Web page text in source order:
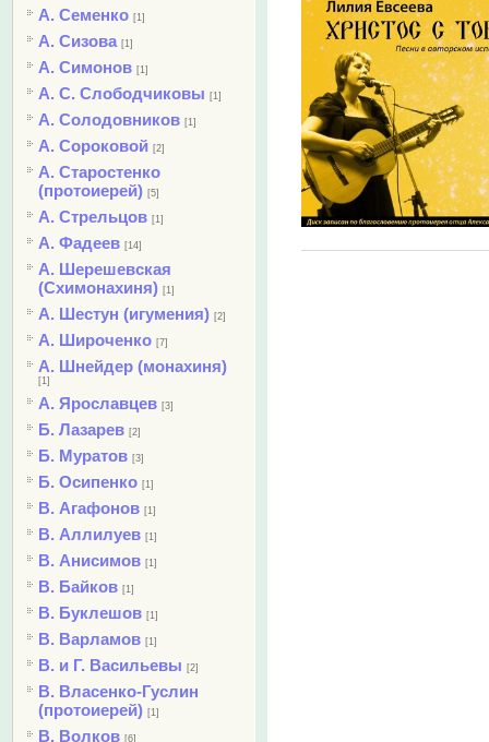
А. Семенко [1]
А. Сизова [1]
А. Симонов [1]
А. С. Слободчиковы [1]
А. Солодовников [1]
А. Сороковой [2]
А. Старостенко
(протоиерей) [5]
А. Стрельцов [1]
А. Фадеев [14]
А. Шерешевская
(Схимонахиня) [1]
А. Шестун (игумения) [2]
А. Широченко [7]
А. Шнейдер (монахиня)
[1]
А. Ярославцев [3]
Б. Лазарев [2]
Б. Муратов [3]
Б. Осипенко [1]
В. Агафонов [1]
В. Аллилуев [1]
В. Анисимов [1]
В. Байков [1]
В. Буклешов [1]
В. Варламов [1]
В. и Г. Васильевы [2]
В. Власенко-Гуслин
(протоиерей) [1]
В. Волков [6]